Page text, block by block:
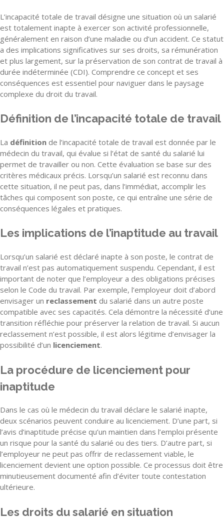
L’incapacité totale de travail désigne une situation où un salarié
est totalement inapte à exercer son activité professionnelle,
généralement en raison d’une maladie ou d’un accident. Ce statut
a des implications significatives sur ses droits, sa rémunération
et plus largement, sur la préservation de son contrat de travail à
durée indéterminée (CDI). Comprendre ce concept et ses
conséquences est essentiel pour naviguer dans le paysage
complexe du droit du travail.
Définition de l’incapacité totale de travail
La définition de l’incapacité totale de travail est donnée par le
médecin du travail, qui évalue si l’état de santé du salarié lui
permet de travailler ou non. Cette évaluation se base sur des
critères médicaux précis. Lorsqu’un salarié est reconnu dans
cette situation, il ne peut pas, dans l’immédiat, accomplir les
tâches qui composent son poste, ce qui entraîne une série de
conséquences légales et pratiques.
Les implications de l’inaptitude au travail
Lorsqu’un salarié est déclaré inapte à son poste, le contrat de
travail n’est pas automatiquement suspendu. Cependant, il est
important de noter que l’employeur a des obligations précises
selon le Code du travail. Par exemple, l’employeur doit d’abord
envisager un reclassement du salarié dans un autre poste
compatible avec ses capacités. Cela démontre la nécessité d’une
transition réfléchie pour préserver la relation de travail. Si aucun
reclassement n’est possible, il est alors légitime d’envisager la
possibilité d’un licenciement.
La procédure de licenciement pour
inaptitude
Dans le cas où le médecin du travail déclare le salarié inapte,
deux scénarios peuvent conduire au licenciement. D’une part, si
l’avis d’inaptitude précise qu’un maintien dans l’emploi présente
un risque pour la santé du salarié ou des tiers. D’autre part, si
l’employeur ne peut pas offrir de reclassement viable, le
licenciement devient une option possible. Ce processus doit être
minutieusement documenté afin d’éviter toute contestation
ultérieure.
Les droits du salarié en situation